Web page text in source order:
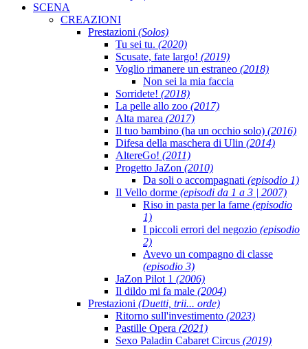
SCENA
CREAZIONI
Prestazioni (Solos)
Tu sei tu. (2020)
Scusate, fate largo! (2019)
Voglio rimanere un estraneo (2018)
Non sei la mia faccia
Sorridete! (2018)
La pelle allo zoo (2017)
Alta marea (2017)
Il tuo bambino (ha un occhio solo) (2016)
Difesa della maschera di Ulin (2014)
AltereGo! (2011)
Progetto JaZon (2010)
Da soli o accompagnati (episodio 1)
Il Vello dorme (episodi da 1 a 3 | 2007)
Riso in pasta per la fame (episodio
1)
I piccoli errori del negozio (episodio
2)
Avevo un compagno di classe
(episodio 3)
JaZon Pilot 1 (2006)
Il dildo mi fa male (2004)
Prestazioni (Duetti, trii... orde)
Ritorno sull'investimento (2023)
Pastille Opera (2021)
Sexo Paladin Cabaret Circus (2019)